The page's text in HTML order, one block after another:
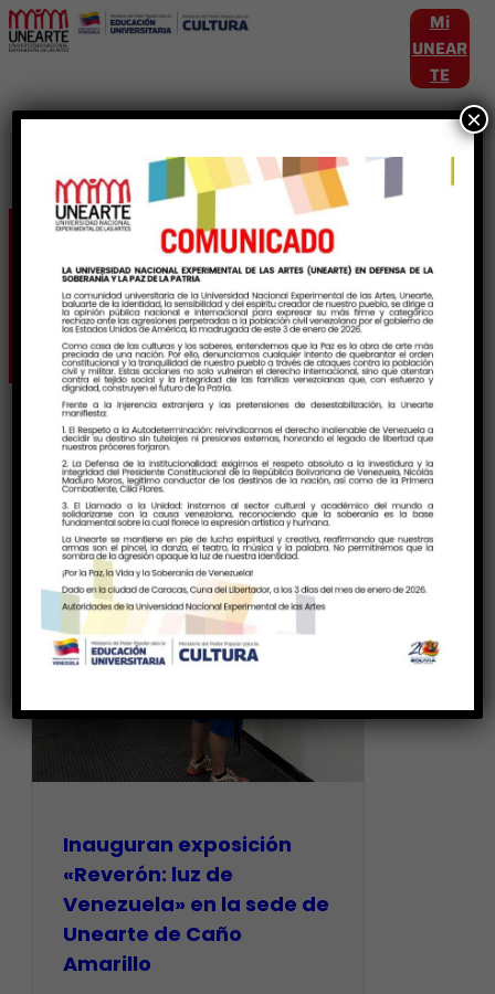
Mi
UNEAR
TE
Etiqueta:
Inauguran exposición
«Reverón: luz de
Venezuela» en la sede de
Unearte de Caño
Amarillo
×